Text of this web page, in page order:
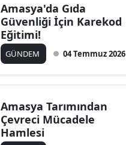
Amasya'da Gıda
Güvenliği İçin Karekod
Eğitimi!
GÜNDEM 04 Temmuz 2026
Amasya Tarımından
Çevreci Mücadele
Hamlesi